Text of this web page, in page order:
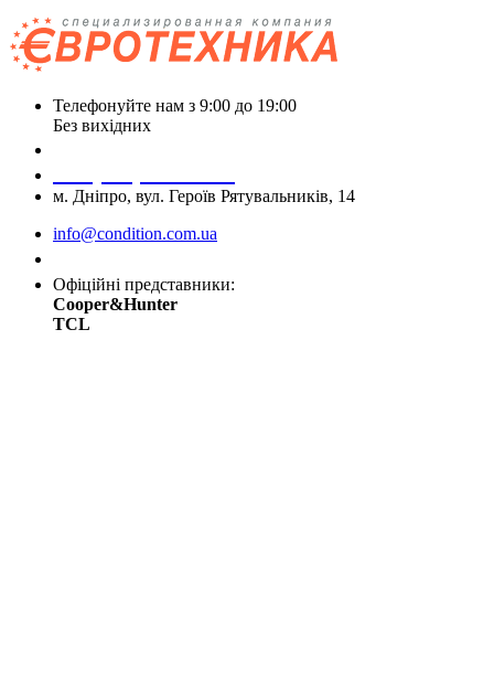
Телефонуйте нам з 9:00 до 19:00
Без вихідних
м. Дніпро, вул. Героїв Рятувальників, 14
info@condition.com.ua
Офіційні представники:
Cooper&Hunter
TCL